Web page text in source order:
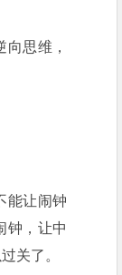
思维，
能让闹钟
钟，让中
关了。